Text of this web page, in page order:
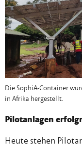
Die SophiA-Container
in Afrika hergestellt.
Pilotanlagen
Heute stehen